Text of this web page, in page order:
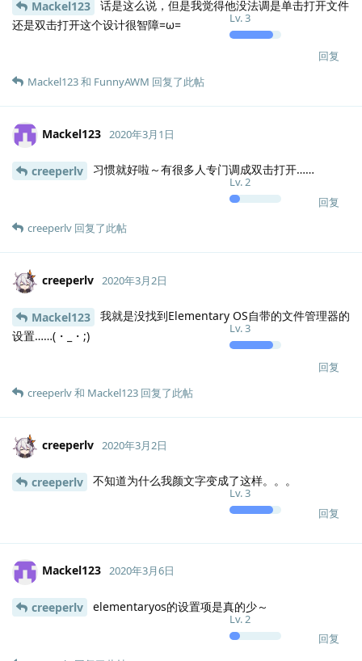
Lv.3
Mackel123
话是这么说，但是我觉得他没法调是单击打开文件
还是双击打开这个设计很智障=ω=
回复
Mackel123和 FunnyAWM 回复了此帖
Mackel123
Lv.2
2020年3月1日
creeperlv 习惯就好啦～有很多人专门调成双击打开……
回复
creeperlv 回复了此帖
creeperlv
Lv.3
2020年3月2日
Mackel123
我就是没找到Elementary OS自带的文件管理器的
设置……(・_・;)
回复
creeperlv和 Mackel123 回复了此帖
creeperlv
Lv.3
2020年3月2日
creeperlv 不知道为什么我颜文字变成了这样。。。
回复
Mackel123
Lv. 2
2020年3月6日
creeperlv elementaryos的设置项是真的少～
回复